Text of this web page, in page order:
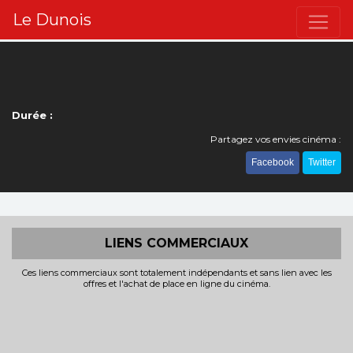
Le Dunois
Durée :
Partagez vos envies cinéma :
Facebook Twitter
LIENS COMMERCIAUX
Ces liens commerciaux sont totalement indépendants et sans lien avec les
offres et l'achat de place en ligne du cinéma.